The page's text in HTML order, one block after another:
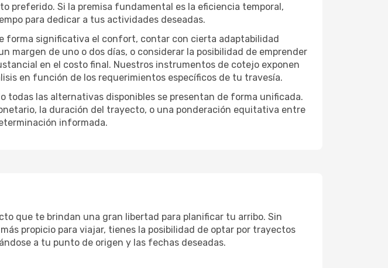
preferido. Si la premisa fundamental es la eficiencia temporal,
para dedicar a tus actividades deseadas.
forma significativa el confort, contar con cierta adaptabilidad
margen de uno o dos días, o considerar la posibilidad de emprender
en el costo final. Nuestros instrumentos de cotejo exponen
en función de los requerimientos específicos de tu travesía.
las alternativas disponibles se presentan de forma unificada.
la duración del trayecto, o una ponderación equitativa entre
informada.
que te brindan una gran libertad para planificar tu arribo. Sin
propicio para viajar, tienes la posibilidad de optar por trayectos
a tu punto de origen y las fechas deseadas.